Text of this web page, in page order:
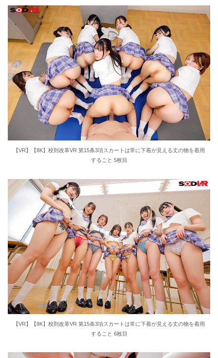
【VR】【8K】校則改革VR 第15条3項スカートは常に下着が見える丈の物を着用
すること 5枚目
【VR】【8K】校則改革VR 第15条3項スカートは常に下着が見える丈の物を着用
すること 6枚目